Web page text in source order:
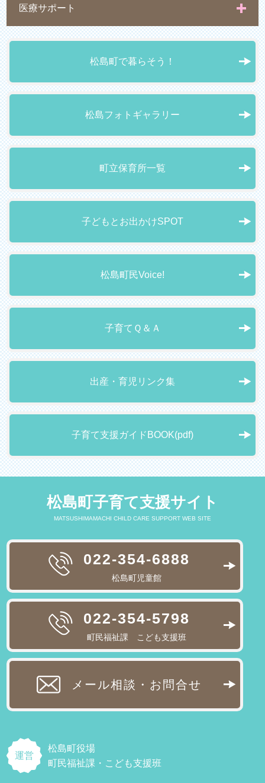
医療サポート
松島町で暮らそう！
松島フォトギャラリー
町立保育所一覧
子どもとお出かけSPOT
松島町民Voice!
子育てＱ＆Ａ
出産・育児リンク集
子育て支援ガイドBOOK(pdf)
松島町子育て支援サイト
MATSUSHIMAMACHI CHILD CARE SUPPORT WEB SITE
022-354-6888
松島町児童館
022-354-5798
町民福祉課 こども支援班
メール相談・お問合せ
運営
松島町役場
町民福祉課・こども支援班